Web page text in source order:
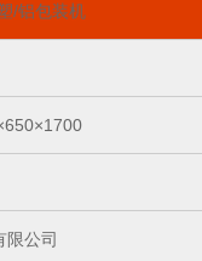
/铝包装机
限公司